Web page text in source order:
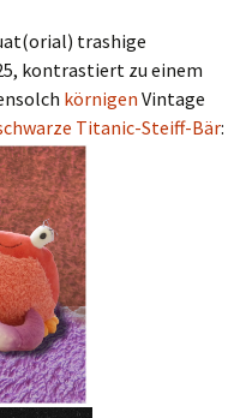
trashige
kontrastiert zu einem
körnigen Vintage
Titanic-Steiff-Bär: